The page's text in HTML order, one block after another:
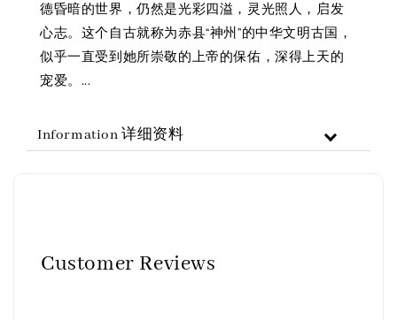
德昏暗的世界，仍然是光彩四溢，灵光照人，启发
心志。这个自古就称为赤县“神州”的中华文明古国，
似乎一直受到她所崇敬的上帝的保佑，深得上天的
宠爱。...
Information 详细资料
Customer Reviews